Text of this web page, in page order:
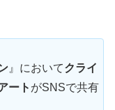
』においてクライ
ート がSNSで共有